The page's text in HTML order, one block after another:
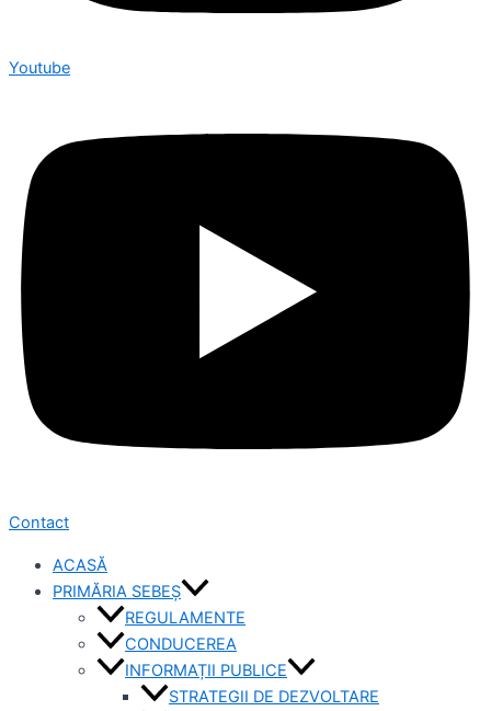
Youtube
Contact
ACASĂ
PRIMĂRIA SEBEȘ
REGULAMENTE
CONDUCEREA
INFORMAȚII PUBLICE
STRATEGII DE DEZVOLTARE